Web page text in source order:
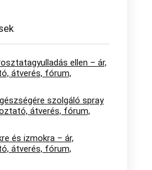
ellen – ár,
átverés, fórum,
szolgáló spray
átverés, fórum,
és izmokra – ár,
átverés, fórum,